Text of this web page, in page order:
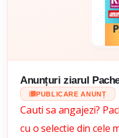
Anunțuri ziarul
PUBLICARE ANUNȚ
Cauti sa angajezi?
cu o selectie din cele